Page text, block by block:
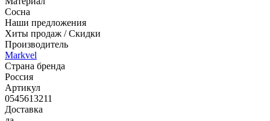
Сосна
Наши предложения
Хиты продаж / Скидки
Производитель
Markvel
Страна бренда
Россия
Артикул
0545613211
Доставка